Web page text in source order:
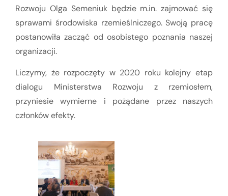
Rozwoju Olga Semeniuk będzie m.in. zajmować się
sprawami środowiska rzemieślniczego. Swoją pracę
postanowiła zacząć od osobistego poznania naszej
organizacji.
Liczymy, że rozpoczęty w 2020 roku kolejny etap
dialogu Ministerstwa Rozwoju z rzemiosłem,
przyniesie wymierne i pożądane przez naszych
członków efekty.